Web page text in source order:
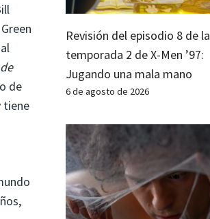
de
tiene
Revisión del episodio 8 de la
temporada 2 de X-Men ’97:
Jugando una mala mano
6 de agosto de 2026